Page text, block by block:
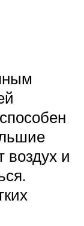
воздух и